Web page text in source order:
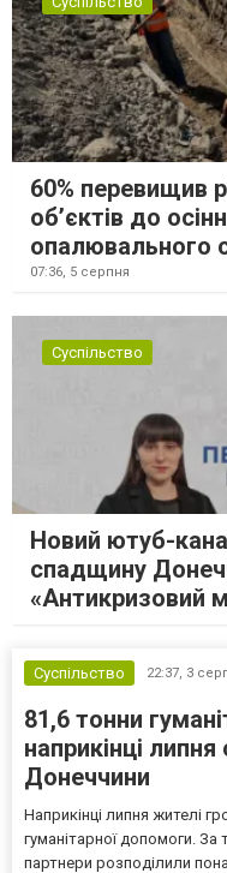
60% перевищив
об’єктів до
опалювального
07:36, 5 серпня
Суспільство
Новий ютуб-
спадщину
«Антикризовий
Суспільство 22:37, 3
81,6 тонни
наприкінці
Донеччини
Наприкінці липня жителі
гуманітарної допомоги. За
партнери розподілили